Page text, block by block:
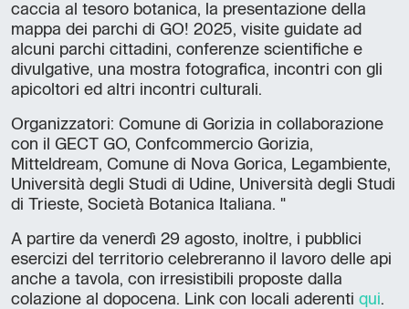
caccia al tesoro botanica, la presentazione della
mappa dei parchi di GO! 2025, visite guidate ad
alcuni parchi cittadini, conferenze scientifiche e
divulgative, una mostra fotografica, incontri con gli
apicoltori ed altri incontri culturali.
Organizzatori: Comune di Gorizia in collaborazione
con il GECT GO, Confcommercio Gorizia,
Mitteldream, Comune di Nova Gorica, Legambiente,
Università degli Studi di Udine, Università degli Studi
di Trieste, Società Botanica Italiana. "
A partire da venerdì 29 agosto, inoltre, i pubblici
esercizi del territorio celebreranno il lavoro delle api
anche a tavola, con irresistibili proposte dalla
colazione al dopocena. Link con locali aderenti qui.